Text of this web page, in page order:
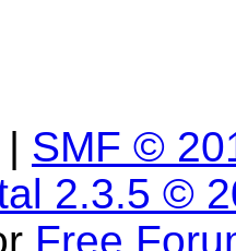
| SMF ©
2.3.5 ©
Free